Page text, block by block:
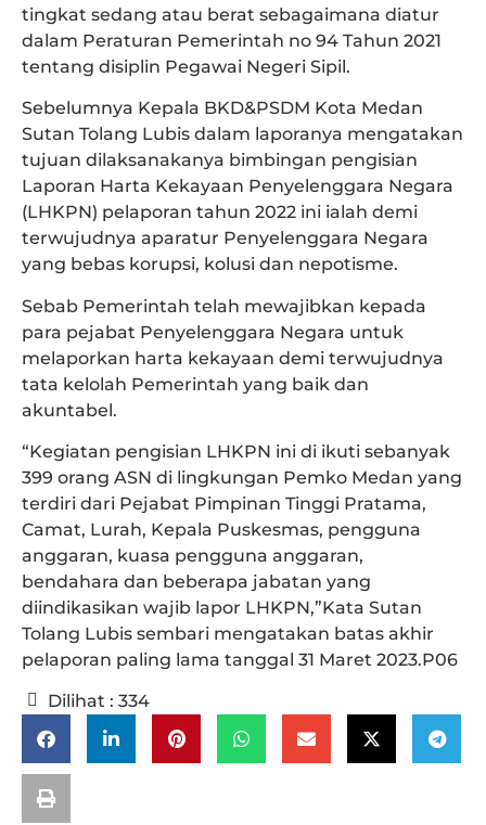
tingkat sedang atau berat sebagaimana diatur
dalam Peraturan Pemerintah no 94 Tahun 2021
tentang disiplin Pegawai Negeri Sipil.
Sebelumnya Kepala BKD&PSDM Kota Medan
Sutan Tolang Lubis dalam laporanya mengatakan
tujuan dilaksanakanya bimbingan pengisian
Laporan Harta Kekayaan Penyelenggara Negara
(LHKPN) pelaporan tahun 2022 ini ialah demi
terwujudnya aparatur Penyelenggara Negara
yang bebas korupsi, kolusi dan nepotisme.
Sebab Pemerintah telah mewajibkan kepada
para pejabat Penyelenggara Negara untuk
melaporkan harta kekayaan demi terwujudnya
tata kelolah Pemerintah yang baik dan
akuntabel.
“Kegiatan pengisian LHKPN ini di ikuti sebanyak
399 orang ASN di lingkungan Pemko Medan yang
terdiri dari Pejabat Pimpinan Tinggi Pratama,
Camat, Lurah, Kepala Puskesmas, pengguna
anggaran, kuasa pengguna anggaran,
bendahara dan beberapa jabatan yang
diindikasikan wajib lapor LHKPN,”Kata Sutan
Tolang Lubis sembari mengatakan batas akhir
pelaporan paling lama tanggal 31 Maret 2023.P06
Dilihat : 334